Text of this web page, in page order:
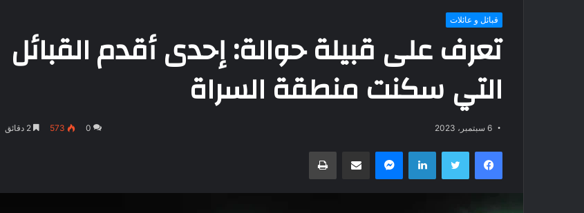
قبائل و عائلات
تعرف على قبيلة حوالة: إحدى أقدم القبائل
التي سكنت منطقة السراة
6 سبتمبر، 2023 0
573
فيسبوك تويتر لينكدإن ماسنجر مشاركة عبر البريد طباعة